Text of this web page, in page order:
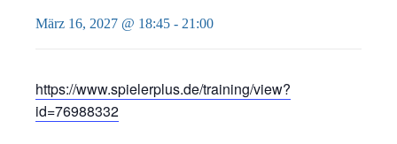
März 16, 2027 @ 18:45 - 21:00
https://www.spielerplus.de/training/view?
id=76988332